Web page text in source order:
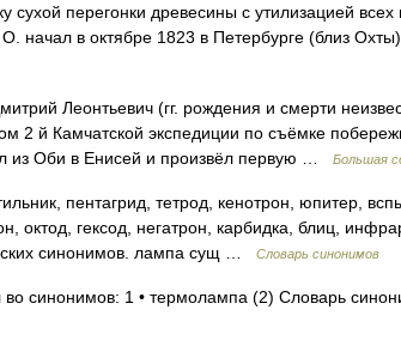
сухой перегонки древесины с утилизацией всех
О. начал в октябре 1823 в Петербурге (близ
Леонтьевич (гг. рождения и смерти
2 й Камчатской экспедиции по съёмке
из Оби в Енисей и произвёл первую …
Большая
пентагрид, тетрод, кенотрон, юпитер,
октод, гексод, негатрон, карбидка, блиц,
синонимов. лампа сущ …
Словарь синонимов
синонимов: 1 • термолампа (2) Словарь